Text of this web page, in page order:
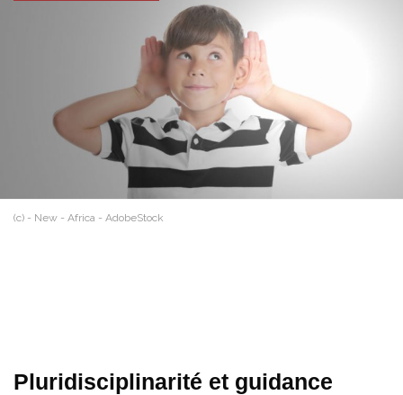
(c) - New - Africa - AdobeStock
Pluridisciplinarité et guidance